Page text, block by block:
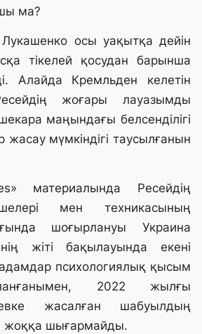
ма?
осы уақытқа дейін
тікелей қосудан барынша
Алайда Кремльден келетін
жоғары лауазымды
маңындағы белсенділігі
жасау мүмкіндігі таусылғанын
материалында Ресейдің
мен техникасының
шоғырлануы Украина
жіті бақылауында екені
психологиялық қысым
2022 жылғы
жасалған шабуылдың
жоққа шығармайды.